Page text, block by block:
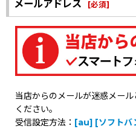
メールアドレス [必須]
当店からのメールが迷惑メー
ください。
受信設定方法： [au] [ソフトバ